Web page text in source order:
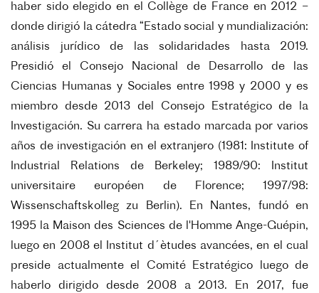
haber sido elegido en el Collège de France en 2012 –
donde dirigió la cátedra “Estado social y mundialización:
análisis jurídico de las solidaridades hasta 2019.
Presidió el Consejo Nacional de Desarrollo de las
Ciencias Humanas y Sociales entre 1998 y 2000 y es
miembro desde 2013 del Consejo Estratégico de la
Investigación. Su carrera ha estado marcada por varios
años de investigación en el extranjero (1981: Institute of
Industrial Relations de Berkeley; 1989/90: Institut
universitaire européen de Florence; 1997/98:
Wissenschaftskolleg zu Berlin). En Nantes, fundó en
1995 la Maison des Sciences de l'Homme Ange-Guépin,
luego en 2008 el Institut d´ètudes avancées, en el cual
preside actualmente el Comité Estratégico luego de
haberlo dirigido desde 2008 a 2013. En 2017, fue